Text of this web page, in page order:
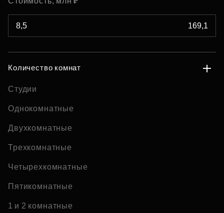
Количество комнат
Студии
Однокомнатные
Двухкомнатные
Трехкомнатные
Четырехкомнатные
Пятикомнатные
1 и 2 комнатные